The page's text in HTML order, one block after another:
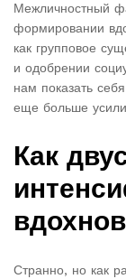
Межличностный
формировании
как групповое
и одобрении
нам показать
еще больше
Как
Странно, но как